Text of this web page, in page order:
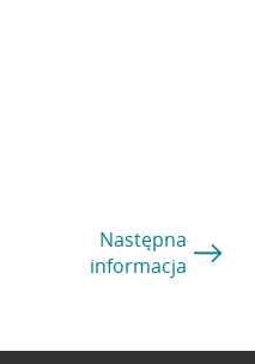
Następna
informacja